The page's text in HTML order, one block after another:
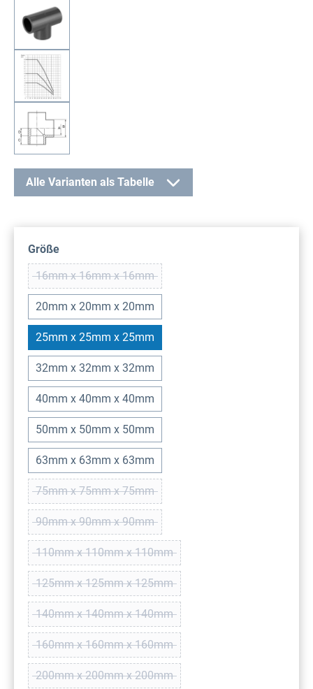
Alle Varianten als Tabelle
Größeauswählen
16mm x 16mm x 16mm(Diese Option ist zurzeit nicht verfügbar.)
20mm x 20mm x 20mm
25mm x 25mm x 25mm
32mm x 32mm x 32mm
40mm x 40mm x 40mm
50mm x 50mm x 50mm
63mm x 63mm x 63mm
75mm x 75mm x 75mm(Diese Option ist zurzeit nicht verfügbar.)
90mm x 90mm x 90mm(Diese Option ist zurzeit nicht verfügbar.)
110mm x 110mm x 110mm(Diese Option ist zurzeit nicht verfügbar.)
125mm x 125mm x 125mm(Diese Option ist zurzeit nicht verfügbar.)
140mm x 140mm x 140mm(Diese Option ist zurzeit nicht verfügbar.)
160mm x 160mm x 160mm(Diese Option ist zurzeit nicht verfügbar.)
200mm x 200mm x 200mm(Diese Option ist zurzeit nicht verfügbar.)